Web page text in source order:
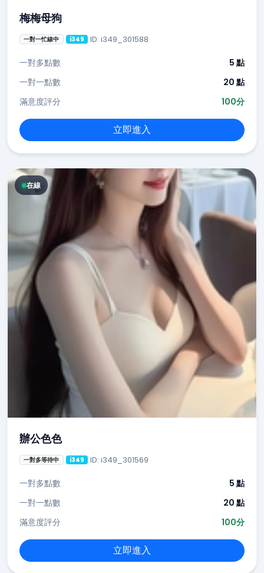
梅梅母狗
一對一忙線中 i349 ID: i349_301588
一對多點數
5 點
一對一點數
20 點
滿意度評分
100分
立即進入
在線
辦公色色
一對多等待中 i349 ID: i349_301569
一對多點數
5 點
一對一點數
20 點
滿意度評分
100分
立即進入